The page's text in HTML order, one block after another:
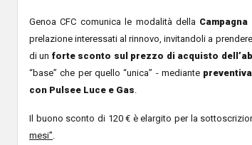
Genoa CFC comunica le modalità della
prelazione interessati al rinnovo, invitandoli a
di un forte sconto sul prezzo di acquisto
“base” che per quello “unica” - mediante
con Pulsee Luce e Gas
Il buono sconto di 120 € è elargito per la
mesi”